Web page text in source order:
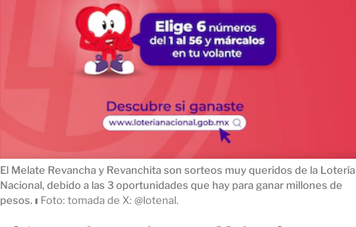
El Melate Revancha y Revanchita son sorteos muy queridos de la Lotería
Nacional, debido a las 3 oportunidades que hay para ganar millones de
pesos. ı Foto: tomada de X: @lotenal.